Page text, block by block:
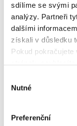
sdílíme se svými
analýzy. Partneři
dalšími
získali v důsledku
Pokud
souhlasu
Nutné
Preferenční